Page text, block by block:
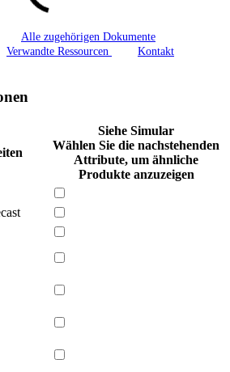
Alle zugehörigen Dokumente
Verwandte Ressourcen Kontakt
Siehe Simular
Wählen Sie die nachstehenden
Attribute, um ähnliche
Produkte anzuzeigen